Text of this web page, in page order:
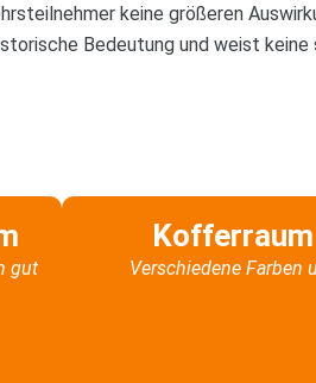
keine größeren
Bedeutung und weist keine
gut
Verschiedene Farben